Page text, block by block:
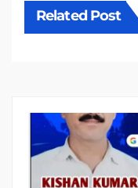
Related Post